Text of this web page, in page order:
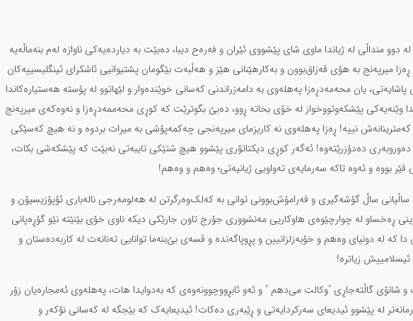
دوو منداڵی لە ژیاندا ماوی شای پێشووی ئێران و فەرەح دیبا، دەبێت بە دیاردەیەکی ناوازە لەم بنەماڵەیە
ڕەزا میرپەنج بە هۆی قەزاق‌بوون و بەکارهێنانی هێز و هەڵبەت بێگومان پشتیوانیی ئاشکرای ئینگلیسییەکان
یان محەمەدڕەزا پەهلەوی بە دامەزراندنی کەسانی خوێندەوار و لێهاتوو لە پۆستە هەستیارەکاندا
وێنەیەکی پێشکەوتووخواز لە خۆی بخاتە ڕوو، دەبێ بگوترێت کە کوڕی محەممەدڕەزا و نەوەکەی میرپەنج
نییە! ڕەزا پەهلەوی نە کاریزمای میرپەنجی چەکمەپۆشی بە میرات بردوە و نە هیچ کەسێکی
دەوروبەری دەدۆزرێتەوە! ئەگەر کوڕی دیکتاتۆری پێشوو هیچ شتێکی تایبەتی نەبێت کە پێشکەشی بکات،
بووە و ئەوە تاکە سەرمایەی تەواویی ژیانیەتی؛ وەهم و وەهم!
ساڵ گۆشەگیری و فەرامۆش‌بوونی توانی بە کەلک‌وەرگرتن لە هەلومەرجی نالەباری ئۆپۆزیسیۆن و
ڕەخساو لە چوارچێوەی هاوکاریی مەنشووری جۆرج تاون جارێکی دیکە ناوی خۆی بێنێتە نێو گۆڕەپانی
کە لە دونیای وەهم و خۆبەزلزانیین و پڕوپاگەندە و قسەی بێ‌بنەما توانایی تەنانەت لە کاربەدەستان و
ئیسلامییش زیاترە!
شانۆی گاڵتەجاڕی "وکالت می‌دهم " و ئەو ئابڕووچوونەوەی کە بەدوایدا هات، پەهلەوی ئەمجارەیان زۆر
لە پێشوو ئیدیعای سەرکردایەتی و ڕێبەری دەکات! ئیدیعایەک کە بێجگە لە کەسانی نۆکەر و